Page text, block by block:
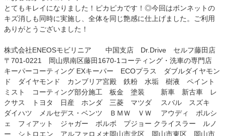
とてもキレイになりました！ピカピカです！◎今回はボンネットの
キズ消しも同時に実施し、全体を同じ艶感に仕上げました。ご利用
ありがとうございました！
株式会社ENEOSモビリニア 中国支店 Dr.Drive セルフ藤田店
〒701-0221 岡山県南区藤田1670-1コーティング・洗車の専門店
キーパーコーティング EXキーパー ECOプラス ダブルダイヤモン
ド ダイヤモンド カンブリア宮殿 鉄粉 水垢 樹液 ペイント
ミスト コーティング部分施工 板金 塗装 新車 新古車 レ
クサス トヨタ 日産 ホンダ 三菱 マツダ スバル スズキ
ダイハツ メルセデス・ベンツ ＢＭＷ ＶＷ アウディ ポルシ
ェ フィアット ジャガー ボルボ プジョー クライスラー ルノ
ー シトロエン アルファロメオ岡山市北区 岡山市東区 岡山市